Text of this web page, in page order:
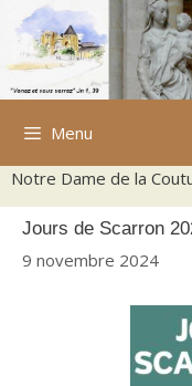
Aller
contenu
Menu
Notre Dame de la
Jours de Scarron
9 novembre 2024